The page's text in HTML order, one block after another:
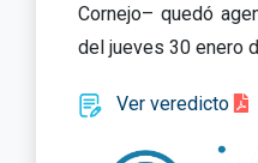
Cornejo– quedó
del jueves 30 enero
Ver veredicto